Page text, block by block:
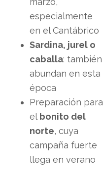
especialmente
en el Cantábrico
Sardina, jurel o
caballa: también
abundan en esta
época
Preparación para
el bonito del
norte, cuya
campaña fuerte
llega en verano